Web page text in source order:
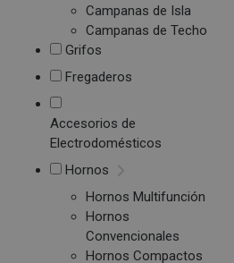
Campanas de Isla
Campanas de Techo
Grifos
Fregaderos
Accesorios de
Electrodomésticos
Hornos
Hornos Multifunción
Hornos
Convencionales
Hornos Compactos